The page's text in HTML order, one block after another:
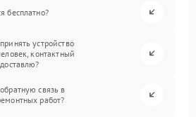
бесплатно?
устройство
контактный
связь в
работ?